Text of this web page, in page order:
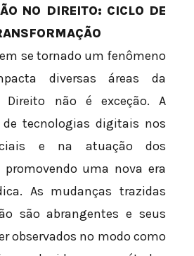
NO DIREITO: CICLO DE
se tornado um fenômeno
diversas áreas da
Direito não é exceção. A
tecnologias digitais nos
e na atuação dos
promovendo uma nova era
As mudanças trazidas
são abrangentes e seus
observados no modo como